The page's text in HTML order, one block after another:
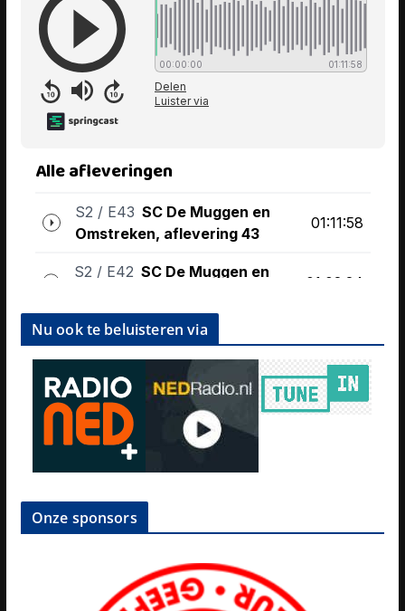
Nu ook te beluisteren via
Onze sponsors